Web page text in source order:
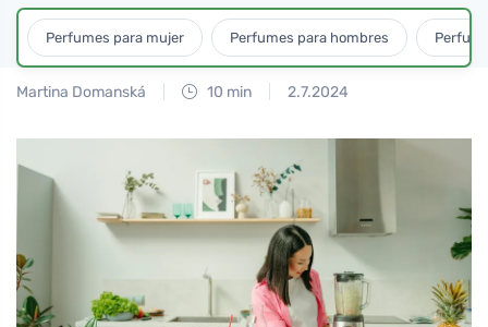
Perfumes para mujer Perfumes para hombres
Martina Domanská 10 min 2.7.2024